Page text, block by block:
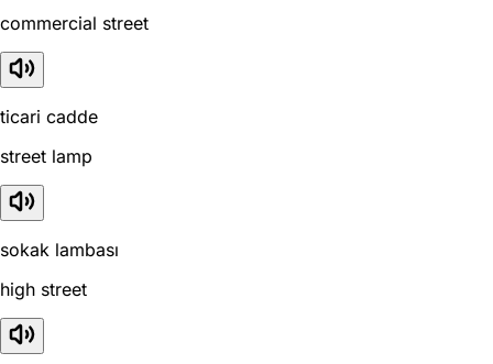
commercial street
ticari cadde
street lamp
sokak lambası
high street